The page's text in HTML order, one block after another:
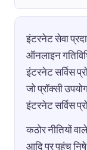
इंटरनेट सेवा
ऑनलाइन
इंटरनेट सर्विस
जो प्रॉक्सी
इंटरनेट सर्विस
कठोर नीतियों
आदि पर पहुंच